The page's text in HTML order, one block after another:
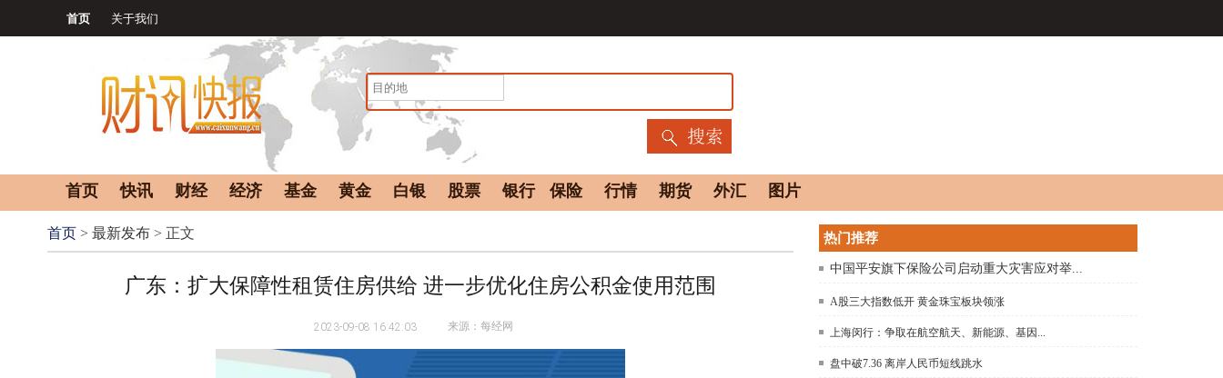
首页 关于我们
首页 快讯 财经 经济 基金 黄金 白银 股票 银行 保险 行情 期货 外汇 图片
首页 > 最新发布 > 正文
广东：扩大保障性租赁住房供给 进一步优化住房公积金使用范围
2023-09-08 16:42:03 来源：每经网
热门推荐
中国平安旗下保险公司启动重大灾害应对举...
A股三大指数低开 黄金珠宝板块领涨
上海闵行：争取在航空航天、新能源、基因...
盘中破7.36 离岸人民币短线跳水